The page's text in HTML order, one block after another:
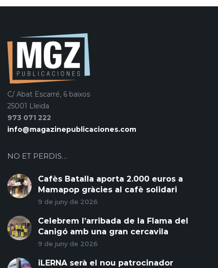
C/ Abat Escarré, 6 baixos
25001 Lleida
973 071 222
info@magazinepublicaciones.com
NO ET PERDIS…
Cafès Batalla aporta 2.000 euros a
Mamapop gràcies al cafè solidari
9 de juny de 2026
Celebrem l’arribada de la Flama del
Canigó amb una gran cercavila
9 de juny de 2026
iLERNA serà el nou patrocinador